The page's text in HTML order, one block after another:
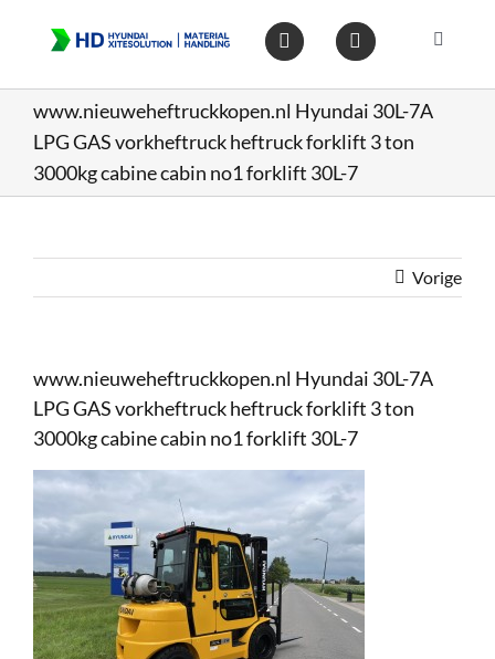
inhoud
Toggle
www.nieuweheftruckkopen.nl Hyundai 30L-7A
LPG GAS vorkheftruck heftruck forklift 3 ton
3000kg cabine cabin no1 forklift 30L-7
Vorige
www.nieuweheftruckkopen.nl Hyundai 30L-7A
LPG GAS vorkheftruck heftruck forklift 3 ton
3000kg cabine cabin no1 forklift 30L-7